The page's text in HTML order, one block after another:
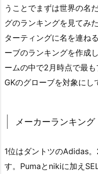
うことでまずは世界の名
グのランキングを見てみ
ターティングに名を連ね
ーブのランキングを作成
ームの中で2月時点で最
GKのグローブを対象にし
メーカーランキング
1位はダントツのAdidas
す。Pumaとnikiに加え